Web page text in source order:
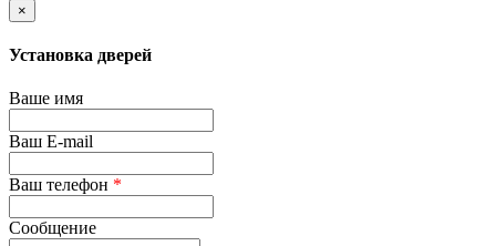
×
Установка дверей
Ваше имя
Ваш E-mail
Ваш телефон *
Сообщение